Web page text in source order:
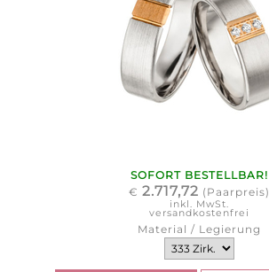
SOFORT BESTELLBAR!
€ 2.717,72 (Paarpreis)
inkl. MwSt.
versandkostenfrei
Material / Legierung